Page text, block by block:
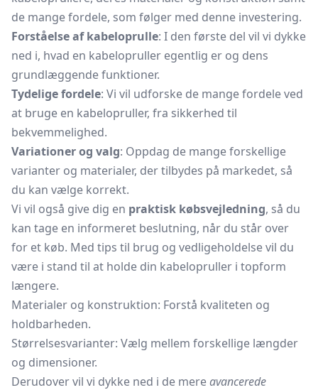
de mange fordele, som følger med denne investering.
Forståelse af kabeloprulle: I den første del vil vi dykke
ned i, hvad en kabelopruller egentlig er og dens
grundlæggende funktioner.
Tydelige fordele: Vi vil udforske de mange fordele ved
at bruge en kabelopruller, fra sikkerhed til
bekvemmelighed.
Variationer og valg: Oppdag de mange forskellige
varianter og materialer, der tilbydes på markedet, så
du kan vælge korrekt.
Vi vil også give dig en praktisk købsvejledning, så du
kan tage en informeret beslutning, når du står over
for et køb. Med tips til brug og vedligeholdelse vil du
være i stand til at holde din kabelopruller i topform
længere.
Materialer og konstruktion: Forstå kvaliteten og
holdbarheden.
Størrelsesvarianter: Vælg mellem forskellige længder
og dimensioner.
Derudover vil vi dykke ned i de mereavancerede